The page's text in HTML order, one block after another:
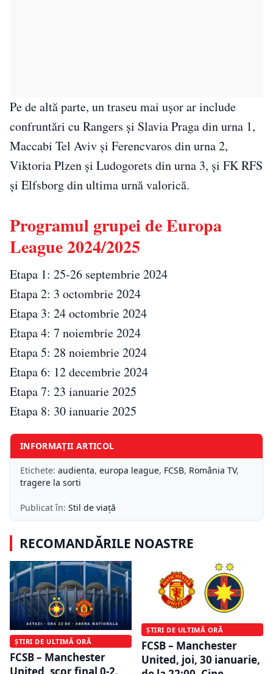
Pe de altă parte, un traseu mai ușor ar include
confruntări cu Rangers și Slavia Praga din urna 1,
Maccabi Tel Aviv și Ferencvaros din urna 2,
Viktoria Plzen și Ludogorets din urna 3, și FK RFS
și Elfsborg din ultima urnă valorică.
Programul grupei de Europa
League 2024/2025
Etapa 1: 25-26 septembrie 2024
Etapa 2: 3 octombrie 2024
Etapa 3: 24 octombrie 2024
Etapa 4: 7 noiembrie 2024
Etapa 5: 28 noiembrie 2024
Etapa 6: 12 decembrie 2024
Etapa 7: 23 ianuarie 2025
Etapa 8: 30 ianuarie 2025
INFORMAȚII ARTICOL
Etichete: audienta, europa league, FCSB, România TV,
tragere la sorti
Publicat în: Stil de viață
RECOMANDĂRILE NOASTRE
ȘTIRI DE ULTIMĂ ORĂ
FCSB – Manchester
ȘTIRI DE ULTIMĂ ORĂ
FCSB – Manchester
United, joi, 30 ianuarie,